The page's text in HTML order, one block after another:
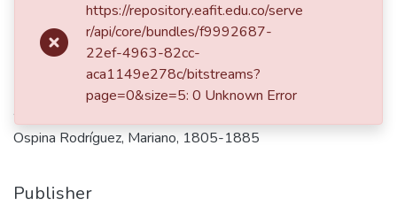
Date
1861-05-02
Authors
Ospina Rodríguez, Mariano, 1805-1885
Publisher
https://repository.eafit.edu.co/serve
r/api/core/bundles/f9992687-
22ef-4963-82cc-
aca1149e278c/bitstreams?
page=0&size=5: 0 Unknown Error